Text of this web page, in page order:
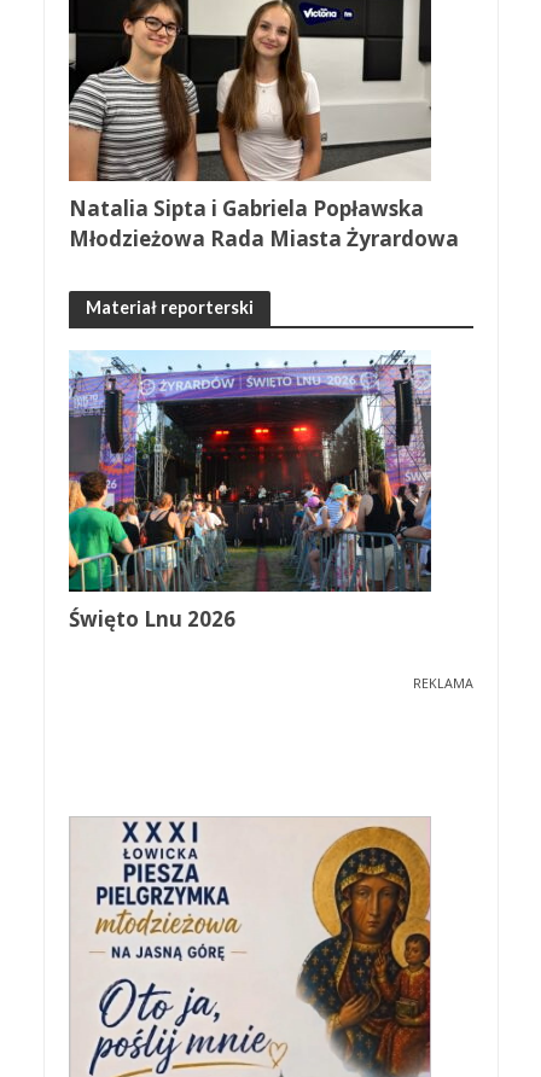
Natalia Sipta i Gabriela Popławska
Młodzieżowa Rada Miasta Żyrardowa
Materiał reporterski
Święto Lnu 2026
REKLAMA